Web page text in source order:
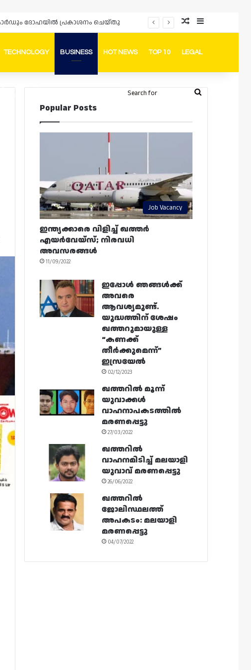
Random Article
Sidebar
TECHNOLOGY BUSINESS HOT NEWS TOP 10 LEGAL
FacebookInstagram
Telegram
Whatsapp Random Article
Switch skin
Search
Popular Posts
Job Vacancy
ഇന്ത്യക്കാരെ വിളിച്ച് ഖത്തർ
എയർവേയ്‌സ്; നിരവധി
അവസരങ്ങൾ
11/09/2022
ഇപ്പോൾ ഞങ്ങൾക്ക്
അവരെ
ആവശ്യമുണ്ട്.
യുദ്ധത്തിന് ശേഷം
ഖത്തറുമായുള്ള
“കണക്ക്
തീർക്കുമെന്ന്”
ഇസ്രയേൽ
02/12/2023
ഖത്തറിൽ മൂന്ന്
യുവാക്കൾ
വാഹനാപകടത്തിൽ
മരണപ്പെട്ടു
27/03/2022
ഖത്തറിൽ
വാഹനമിടിച്ച് മലയാളി
യുവാവ് മരണപ്പെട്ടു
26/06/2022
ഖത്തറിൽ
ജോലിസ്ഥലത്ത്
അപകടം: മലയാളി
മരണപ്പെട്ടു
04/07/2022